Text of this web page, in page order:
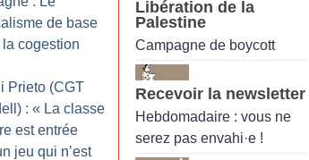
de base
cogestion
Prieto (CGT
: « La classe
est entrée
jeu qui n’est
Libération de la
Palestine
Campagne de boycott
Recevoir la newsletter
Hebdomadaire : vous ne
serez pas envahi·e !